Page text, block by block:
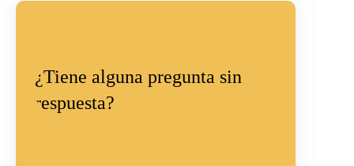
¿Tiene alguna pregunta sin
respuesta?